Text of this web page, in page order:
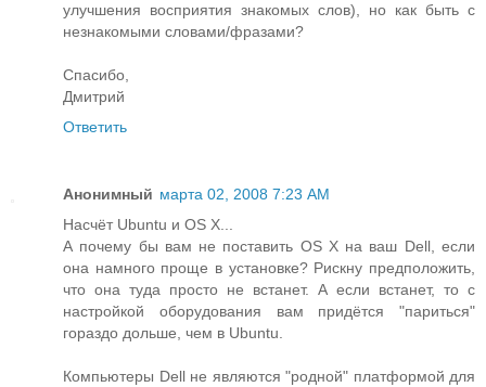
улучшения восприятия знакомых слов), но как быть с
незнакомыми словами/фразами?
Спасибо,
Дмитрий
Ответить
Анонимный марта 02, 2008 7:23 AM
Насчёт Ubuntu и OS X...
А почему бы вам не поставить OS X на ваш Dell, если
она намного проще в установке? Рискну предположить,
что она туда просто не встанет. А если встанет, то с
настройкой оборудования вам придётся "париться"
гораздо дольше, чем в Ubuntu.
Компьютеры Dell не являются "родной" платформой для